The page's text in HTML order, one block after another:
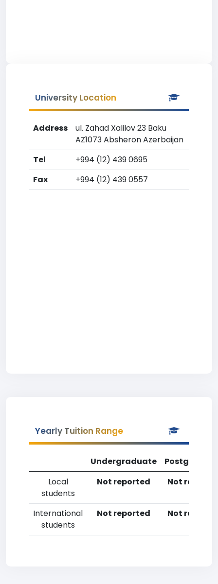
University Location
Address
ul. Zahad Xalilov 23 Baku
AZ1073 Absheron Azerbaijan
Tel
+994 (12) 439 0695
Fax
+994 (12) 439 0557
Yearly Tuition Range
Undergraduate
Local
students
Not reported Not
International
students
Not reported Not